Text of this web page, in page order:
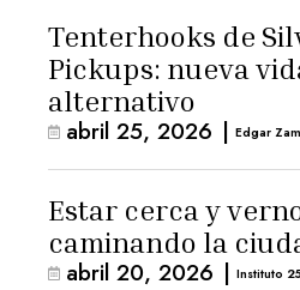
Tenterhooks de
Pickups: nueva
alternativo
abril 25, 2026 | Edgar
Estar cerca y
caminando la
abril 20, 2026 | Instituto